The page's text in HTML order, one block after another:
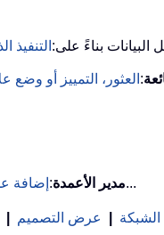
البيانات بناءً على: التنفيذ
: العثور، التمييز أو
مدير الأعمدة: إضافة ...
الشبكة عرض التصميم